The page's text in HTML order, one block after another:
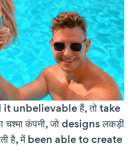
it unbelievable हैं, तो take
कंपनी, जो designs लकड़ी
है, में been able to create